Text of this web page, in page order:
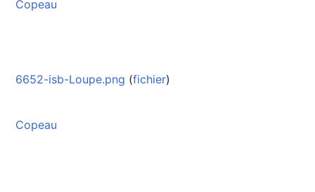
Copeau
6652-isb-Loupe.png (fichier)
Copeau